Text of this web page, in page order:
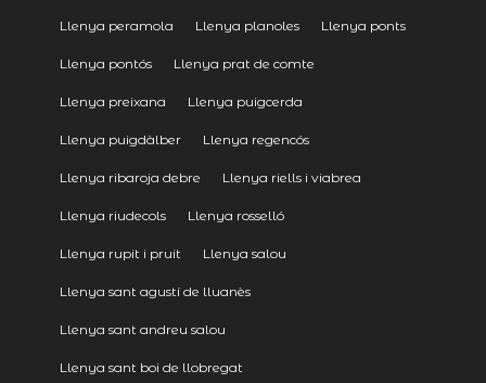
Llenya peramola Llenya planoles Llenya ponts
Llenya pontós Llenya prat de comte
Llenya preixana Llenya puigcerda
Llenya puigdàlber Llenya regencós
Llenya ribaroja debre Llenya riells i viabrea
Llenya riudecols Llenya rosselló
Llenya rupit i pruit Llenya salou
Llenya sant agustí de lluanès
Llenya sant andreu salou
Llenya sant boi de llobregat